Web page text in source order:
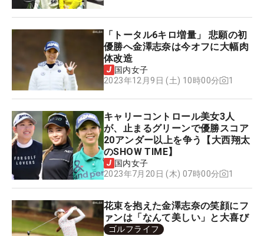
「トータル6キロ増量」 悲願の初
優勝へ金澤志奈は今オフに大幅肉
体改造
国内女子
2023年12月9日 (土) 10時00分
1
キャリーコントロール美女3人
が、止まるグリーンで優勝スコア
20アンダー以上を争う【大西翔太
のSHOW TIME】
国内女子
2023年7月20日 (木) 07時00分
1
花束を抱えた金澤志奈の笑顔にフ
ァンは「なんて美しい」と大喜び
ゴルフライフ